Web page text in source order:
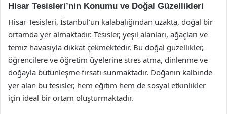
Hisar Tesisleri’nin Konumu ve Doğal Güzellikleri
Hisar Tesisleri, İstanbul’un kalabalığından uzakta, doğal bir
ortamda yer almaktadır. Tesisler, yeşil alanları, ağaçları ve
temiz havasıyla dikkat çekmektedir. Bu doğal güzellikler,
öğrencilere ve öğretim üyelerine stres atma, dinlenme ve
doğayla bütünleşme fırsatı sunmaktadır. Doğanın kalbinde
yer alan bu tesisler, hem eğitim hem de sosyal etkinlikler
için ideal bir ortam oluşturmaktadır.